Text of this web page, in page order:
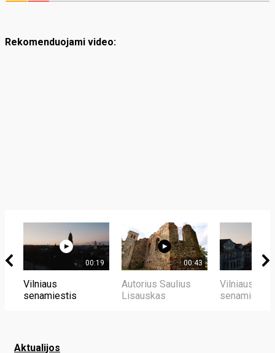
Rekomenduojami video:
00:19
Vilniaus
senamiestis
00:43
Autorius Saulius
Lisauskas
Vilniaus
senamiestis
Aktualijos